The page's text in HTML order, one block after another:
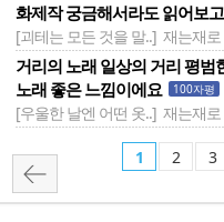
화제작 궁금해서라도 읽어보
[괴테는 모든 것을 말..] 재는재
거리의 노래 일상의 거리 평
노래 좋은 느낌이에요
100자평
[우울한 날엔 어떤 옷..] 재는재
1 2 3